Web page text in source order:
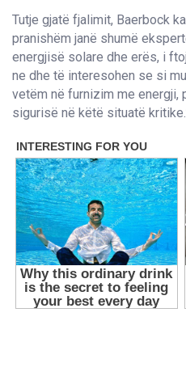
Tutje gjatë fjalimit, Baerbock
pranishëm janë shumë
energjisë solare dhe erës, i
ne dhe të interesohen se si
vetëm në furnizim me energji,
sigurisë në këtë situatë